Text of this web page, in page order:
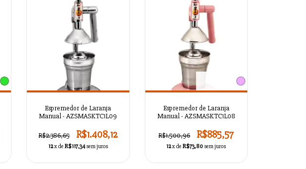
Espremedor de Laranja
Manual - AZSMASKTC1L09
R$2.386,65 R$1.408,12
12x de R$117,34 sem juros
Espremedor de Laranja
Manual - AZSMASKTC1L08
R$1.500,96 R$885,57
12x deR$73,80 sem juros